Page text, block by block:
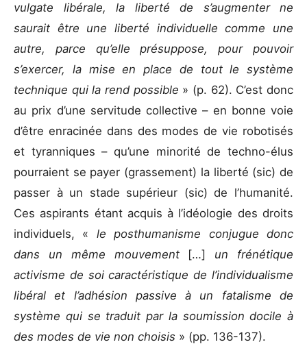
vulgate libérale, la liberté de s’augmenter ne
saurait être une liberté individuelle comme une
autre, parce qu’elle présuppose, pour pouvoir
s’exercer, la mise en place de tout le système
technique qui la rend possible » (p. 62). C’est donc
au prix d’une servitude collective – en bonne voie
d’être enracinée dans des modes de vie robotisés
et tyranniques – qu’une minorité de techno-élus
pourraient se payer (grassement) la liberté (sic) de
passer à un stade supérieur (sic) de l’humanité.
Ces aspirants étant acquis à l’idéologie des droits
individuels, « le posthumanisme conjugue donc
dans un même mouvement […] un frénétique
activisme de soi caractéristique de l’individualisme
libéral et l’adhésion passive à un fatalisme de
système qui se traduit par la soumission docile à
des modes de vie non choisis » (pp. 136-137).